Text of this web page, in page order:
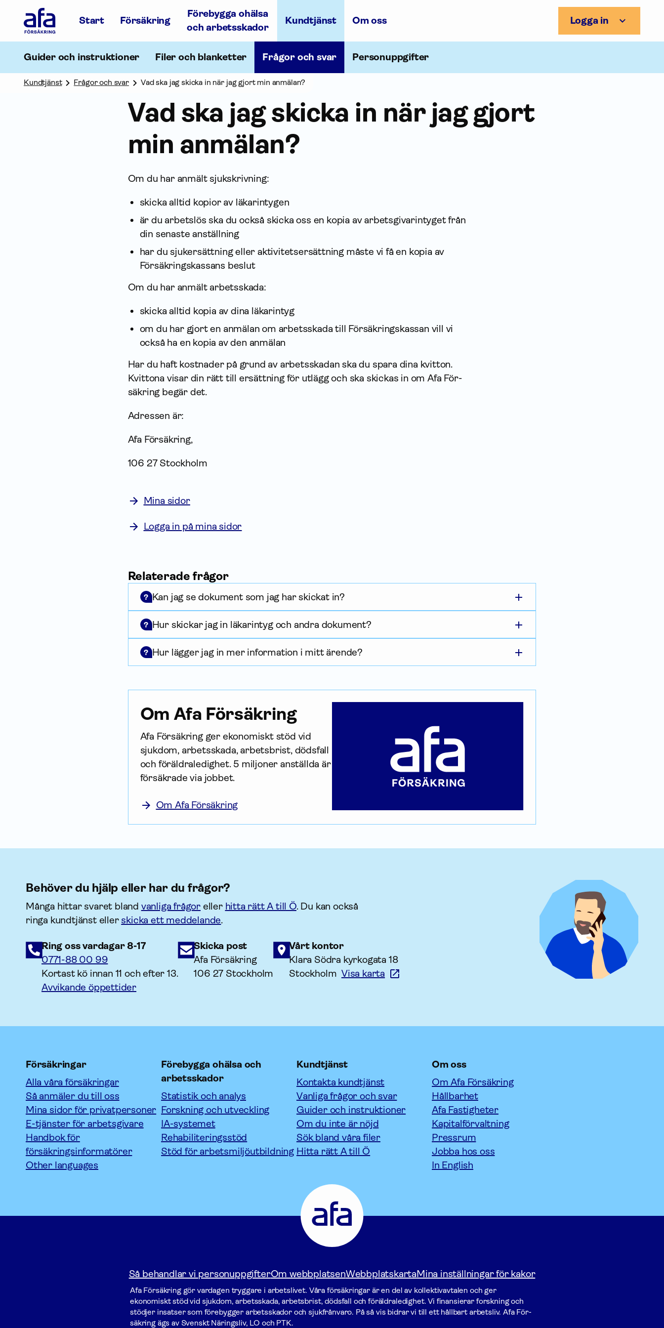
Försäkring
Gå
startsidan
Start Försäkring
Förebygga ohälsa
och arbetsskador
Kundtjänst Om oss Logga in
Guider och instruktioner Filer och blanketter Frågor och svar Personuppgifter
Kundtjänst Frågor och svar Vad ska jag skicka in när jag gjort min anmälan?
Vad ska jag skicka in när jag gjort
min anmälan?
Om du har anmält sjukskrivning:
skicka alltid kopior av läkarintygen
är du arbetslös ska du också skicka oss en kopia av arbetsgivarintyget från
din senaste an­ställning
har du sjukersättning eller aktivitetsersättning måste vi få en kopia av
Försäkrings­kassans beslut
Om du har anmält arbetsskada:
skicka alltid kopia av dina läkarintyg
om du har gjort en anmälan om arbetsskada till Försäkrings­kassan vill vi
också ha en kopia av den anmälan
Har du haft kostnader på grund av arbetsskadan ska du spara dina kvitton.
Kvittona visar din rätt till ersättning för utlägg och ska skickas in om Afa För­
säkring begär det.
Adressen är:
Afa För­säkring,
106 27 Stockholm
Mina sidor
Logga in på mina sidor
Relaterade frågor
? Kan jag se dokument som jag har skickat in?
? Hur skickar jag in läkarintyg och andra dokument?
? Hur lägger jag in mer information i mitt ärende?
Om Afa För­säkring
Afa För­säkring ger ekonomiskt stöd vid
sjukdom, arbetsskada, arbetsbrist, dödsfall
och föräldraledighet. 5 miljoner anställda är
försäkrade via jobbet.
Om Afa Försäkring
Behöver du hjälp eller har du frågor?
Många hittar svaret bland vanliga frågor eller hitta rätt A till Ö. Du kan också
ringa kundtjänst eller skicka ett meddelande.
Ring oss vardagar 8-17
0771-88 00 99
Kortast kö innan 11 och efter 13.
Avvikande öppettider
Skicka post
Afa Försäkring
106 27 Stockholm
Vårt kontor
Klara Södra kyrkogata 18
StockholmVisa karta
Försäkringar
Alla våra försäkringar
Så anmäler du till oss
Mina sidor för privatpersoner
E-tjänster för arbetsgivare
Handbok för
försäkringsinformatörer
Other languages
Förebygga ohälsa och
arbetsskador
Statistik och analys
Forskning och utveckling
IA-systemet
Rehabiliteringsstöd
Stöd för arbetsmiljöutbildning
Kundtjänst
Kontakta kundtjänst
Vanliga frågor och svar
Guider och instruktioner
Om du inte är nöjd
Sök bland våra filer
Hitta rätt A till Ö
Om oss
Om Afa Försäkring
Hållbarhet
Afa Fastigheter
Kapitalförvaltning
Pressrum
Jobba hos oss
In English
Försäkring
Gå
till
startsidan
Så behandlar vi personuppgifterOm webbplatsenWebbplatskartaMina inställningar för kakor
Afa För­säkring gör vardagen tryggare i arbetslivet. Våra försäk­ringar är en del av kollektivavtalen och ger
ekonomiskt stöd vid sjukdom, arbetsskada, arbetsbrist, dödsfall och föräldraledighet. Vi finansierar forskning och
stödjer insatser som förebygger arbets­skador och sjukfrånvaro. På så vis bidrar vi till ett hållbart arbetsliv. Afa För­
säkring ägs av Svenskt Näringsliv, LO och PTK.